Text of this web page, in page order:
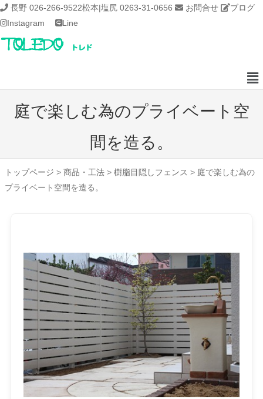
長野 026-266-9522松本|塩尻 0263-31-0656 お問合せ
ブログ
Instagram
Line
庭で楽しむ為のプライベート空
間を造る。
トップページ > 商品・工法 > 樹脂目隠しフェンス > 庭で楽しむ為の
プライベート空間を造る。